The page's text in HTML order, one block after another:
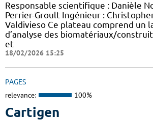
Responsable scientifique : Danièle
Perrier-Groult Ingénieur :
Valdivieso Ce plateau comprend un
d’analyse des biomatériaux/
et
18/02/2026 15:25
PAGES
relevance: 100%
Cartigen